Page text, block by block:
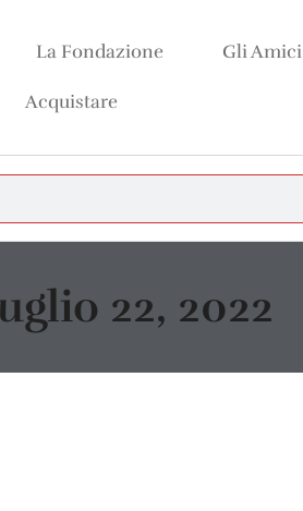
La Fondazione Gli Amici
Acquistare
22, 2022